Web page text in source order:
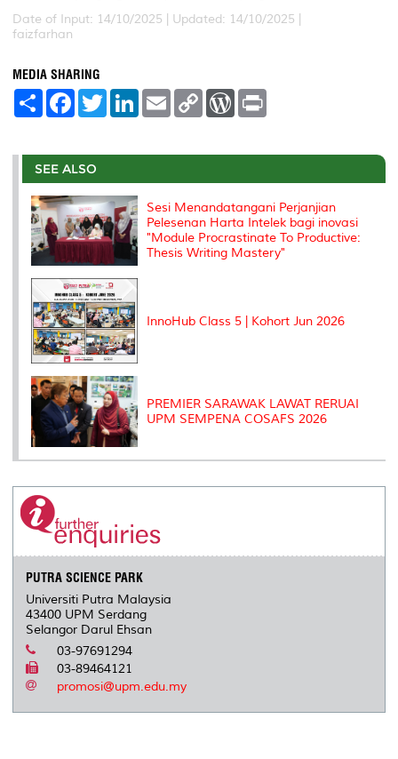
Date of Input: 14/10/2025 | Updated: 14/10/2025 |
faizfarhan
MEDIA SHARING
S
e
F
a
b
o
o
k
T
w
t
r
L
e
I
E
m
l
C
L
n
W
P
e
s
t
SEE ALSO
Sesi Menandatangani Perjanjian
Pelesenan Harta Intelek bagi inovasi
"Module Procrastinate To Productive:
Thesis Writing Mastery"
InnoHub Class 5 | Kohort Jun 2026
PREMIER SARAWAK LAWAT RERUAI
UPM SEMPENA COSAFS 2026
PUTRA SCIENCE PARK
Universiti Putra Malaysia
43400 UPM Serdang
Selangor Darul Ehsan
03-97691294
03-89464121
promosi@upm.edu.my